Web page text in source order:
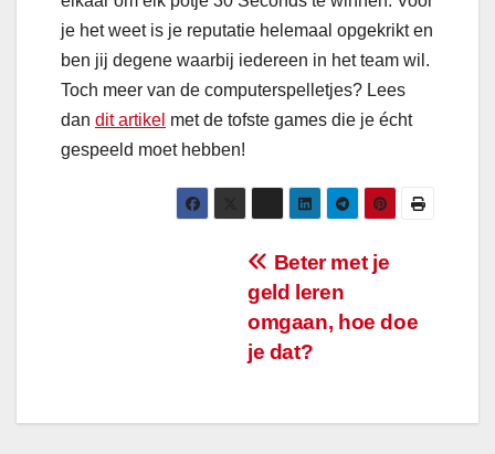
je het weet is je reputatie helemaal opgekrikt en
ben jij degene waarbij iedereen in het team wil.
Toch meer van de computerspelletjes? Lees
dan dit artikel met de tofste games die je écht
gespeeld moet hebben!
Beter met je
geld leren
omgaan, hoe doe
je dat?